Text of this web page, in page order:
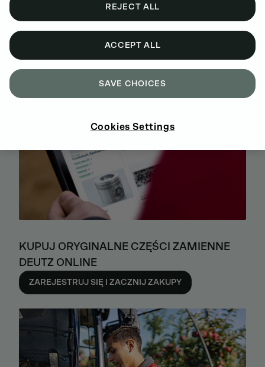
SERWIS DEUTZ NA CAŁYM ŚWIECIE
KUPUJ ORYGINALNE CZĘŚCI ZAMIENNE
DEUTZ ONLINE
ZAREJESTRUJ SIĘ I ZACZNIJ ZAKUPY
REJECT ALL
ACCEPT ALL
SAVE CHOICES
Cookies Settings